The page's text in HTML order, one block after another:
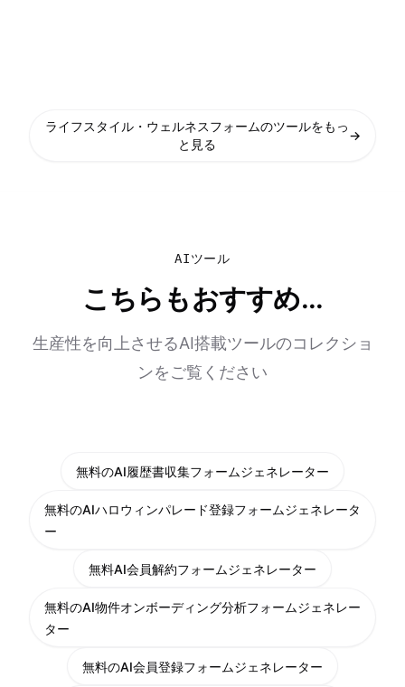
ライフスタイル・ウェルネスフォームのツールをもっ
と見る
→
AIツール
こちらもおすすめ...
生産性を向上させるAI搭載ツールのコレクショ
ンをご覧ください
無料のAI履歴書収集フォームジェネレーター
無料のAIハロウィンパレード登録フォームジェネレータ
ー
無料AI会員解約フォームジェネレーター
無料のAI物件オンボーディング分析フォームジェネレー
ター
無料のAI会員登録フォームジェネレーター